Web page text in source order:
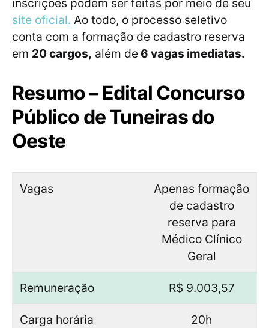
inscrições podem ser feitas por meio de seu
site oficial. Ao todo, o processo seletivo
conta com a formação de cadastro reserva
em 20 cargos, além de 6 vagas imediatas.
Resumo – Edital Concurso
Público de Tuneiras do
Oeste
Vagas
Apenas formação
de cadastro
reserva para
Médico Clínico
Geral
Remuneração R$ 9.003,57
Carga horária
20h